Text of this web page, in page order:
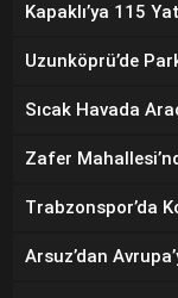
Kapaklı’ya 115
Uzunköprü’de
Sıcak Havada
Zafer
Trabzonspor’da
Arsuz’dan